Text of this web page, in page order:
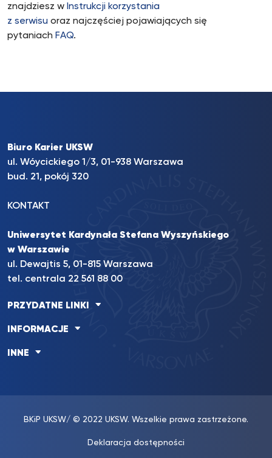
znajdziesz w Instrukcji korzystania
z serwisu oraz najczęściej pojawiających się
pytaniach FAQ.
Biuro Karier UKSW
ul. Wóycickiego 1/3, 01-938 Warszawa
bud. 21, pokój 320
KONTAKT
Uniwersytet Kardynała Stefana Wyszyńskiego
w Warszawie
ul. Dewajtis 5, 01-815 Warszawa
tel. centrala 22 561 88 00
PRZYDATNE LINKI
INFORMACJE
INNE
BKiP UKSW/ © 2022 UKSW. Wszelkie prawa zastrzeżone.
Deklaracja dostępności